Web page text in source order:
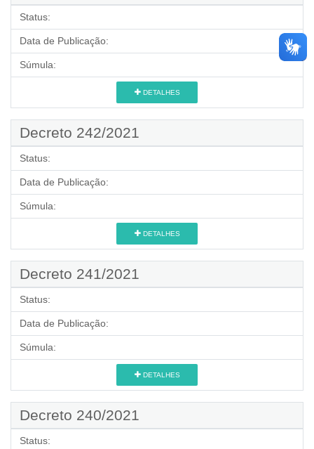
Status:
Data de Publicação:
Súmula:
DETALHES
Decreto 242/2021
Status:
Data de Publicação:
Súmula:
DETALHES
Decreto 241/2021
Status:
Data de Publicação:
Súmula:
DETALHES
Decreto 240/2021
Status: